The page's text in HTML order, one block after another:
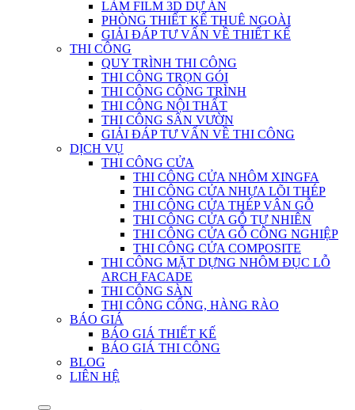
LÀM FILM 3D DỰ ÁN
PHÒNG THIẾT KẾ THUÊ NGOÀI
GIẢI ĐÁP TƯ VẤN VỀ THIẾT KẾ
THI CÔNG
QUY TRÌNH THI CÔNG
THI CÔNG TRỌN GÓI
THI CÔNG CÔNG TRÌNH
THI CÔNG NỘI THẤT
THI CÔNG SÂN VƯỜN
GIẢI ĐÁP TƯ VẤN VỀ THI CÔNG
DỊCH VỤ
THI CÔNG CỬA
THI CÔNG CỬA NHÔM XINGFA
THI CÔNG CỬA NHỰA LÕI THÉP
THI CÔNG CỬA THÉP VÂN GỖ
THI CÔNG CỬA GỖ TỰ NHIÊN
THI CÔNG CỬA GỖ CÔNG NGHIỆP
THI CÔNG CỬA COMPOSITE
THI CÔNG MẶT DỰNG NHÔM ĐỤC LỖ
ARCH FACADE
THI CÔNG SÀN
THI CÔNG CỔNG, HÀNG RÀO
BÁO GIÁ
BÁO GIÁ THIẾT KẾ
BÁO GIÁ THI CÔNG
BLOG
LIÊN HỆ